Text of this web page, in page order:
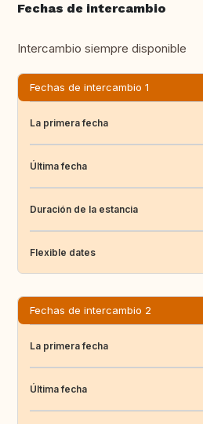
Fechas de intercambio
Intercambio siempre disponible
Fechas de intercambio 1
La primera fecha
Última fecha
Duración de la estancia
Flexible dates
Fechas de intercambio 2
La primera fecha
Última fecha